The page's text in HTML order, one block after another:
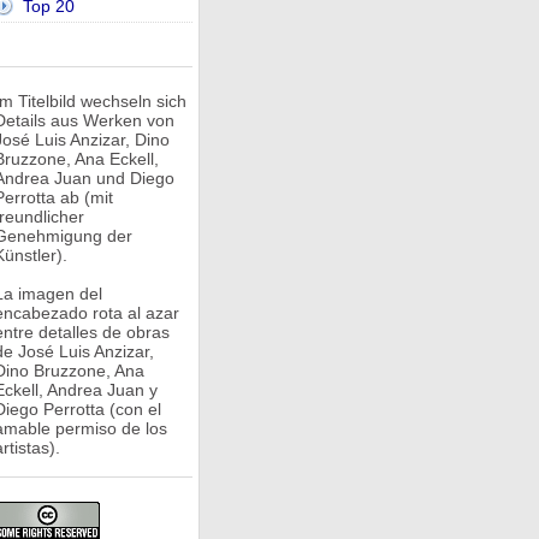
Top 20
Titelbild wechseln sich
aus Werken von
Luis Anzizar, Dino
Ana Eckell,
Juan und Diego
ab (mit
der
imagen del
rota al azar
detalles de obras
José Luis Anzizar,
Bruzzone, Ana
Andrea Juan y
Perrotta (con el
permiso de los